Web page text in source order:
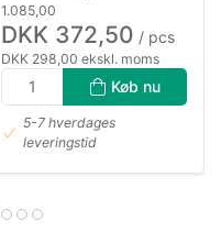
1.085,00
DKK 372,50 / pcs
DKK 298,00 ekskl. moms
Køb nu
5-7 hverdages
leveringstid